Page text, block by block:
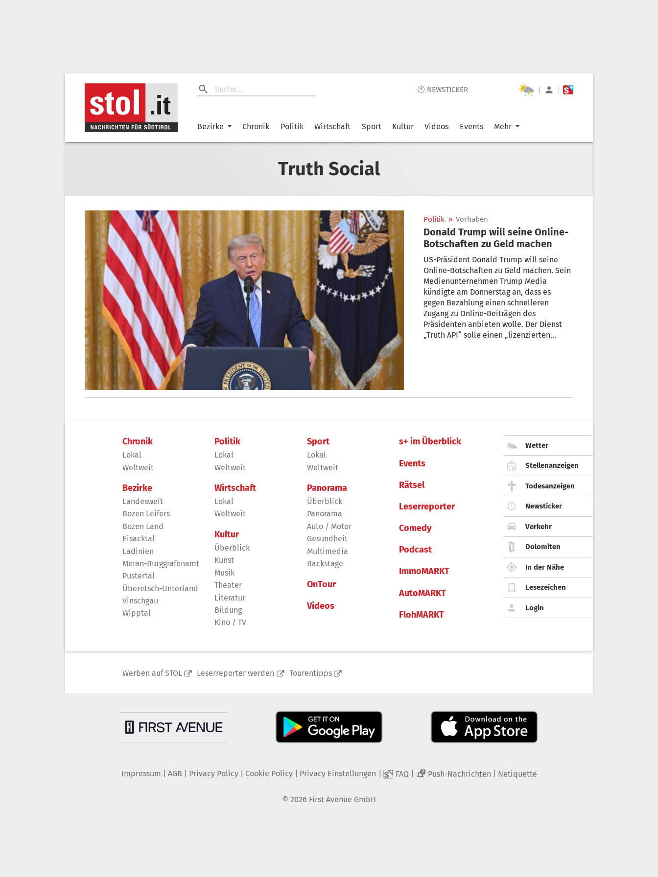
🕙 NEWSTICKER | |
Bezirke Chronik Politik Wirtschaft Sport Kultur Videos Events Mehr
Truth Social
Politik » Vorhaben
Donald Trump will seine Online-
Botschaften zu Geld machen
US-Präsident Donald Trump will seine
Online-Botschaften zu Geld machen. Sein
Medienunternehmen Trump Media
kündigte am Donnerstag an, dass es
gegen Bezahlung einen schnelleren
Zugang zu Online-Beiträgen des
Präsidenten anbieten wolle. Der Dienst
„Truth API“ solle einen „lizenzierten
Chronik
Lokal
Weltweit
Bezirke
Landesweit
Bozen Leifers
Bozen Land
Eisacktal
Ladinien
Meran-Burggrafenamt
Pustertal
Überetsch-Unterland
Vinschgau
Wipptal
Politik
Lokal
Weltweit
Wirtschaft
Lokal
Weltweit
Kultur
Überblick
Kunst
Musik
Theater
Literatur
Bildung
Kino / TV
Sport
Lokal
Weltweit
Panorama
Überblick
Panorama
Auto / Motor
Gesundheit
Multimedia
Backstage
OnTour
Videos
s+ im Überblick
Events
Rätsel
Leserreporter
Comedy
Podcast
ImmoMARKT
AutoMARKT
FlohMARKT
Wetter
Stellenanzeigen
Todesanzeigen
Newsticker
Verkehr
Dolomiten
In der Nähe
Lesezeichen
Login
Werben auf STOL Leserreporter werden Tourentipps
Impressum AGB Privacy Policy| Cookie Policy| Privacy Einstellungen FAQ 2 Push-Nachrichten Netiquette
© 2026 First Avenue GmbH